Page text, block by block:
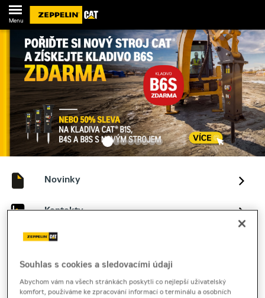
Menu
Novinky
Kontakty
Souhlas s cookies a sledovacími údaji
Abychom vám na všech stránkách poskytli co nejlepší uživatelský
komfort, používáme ke zpracování informací o terminálu a osobních